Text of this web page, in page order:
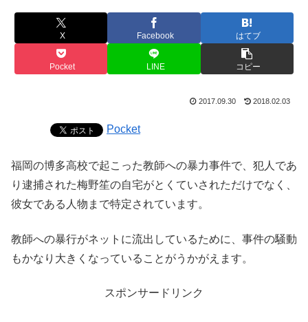
X Facebook はてブ
Pocket LINE コピー
2017.09.30 2018.02.03
Pocket
福岡の博多高校で起こった教師への暴力事件で、犯人であ
り逮捕された梅野笙の自宅がとくていされただけでなく、
彼女である人物まで特定されています。
教師への暴行がネットに流出しているために、事件の騒動
もかなり大きくなっていることがうかがえます。
スポンサードリンク